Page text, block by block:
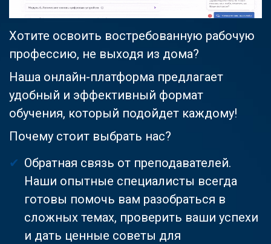
Хотите освоить востребованную рабочую
профессию, не выходя из дома?
Наша онлайн-платформа предлагает
удобный и эффективный формат
обучения, который подойдет каждому!
Почему стоит выбрать нас?
Обратная связь от преподавателей.
Наши опытные специалисты всегда
готовы помочь вам разобраться в
сложных темах, проверить ваши успехи
и дать ценные советы для